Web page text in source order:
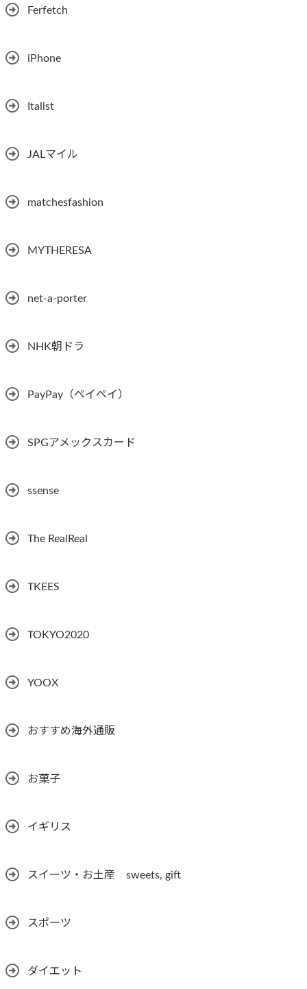
Ferfetch
iPhone
Italist
JALマイル
matchesfashion
MYTHERESA
net-a-porter
NHK朝ドラ
PayPay（ペイペイ）
SPGアメックスカード
ssense
The RealReal
TKEES
TOKYO2020
YOOX
おすすめ海外通販
お菓子
イギリス
スイーツ・お土産 sweets, gift
スポーツ
ダイエット